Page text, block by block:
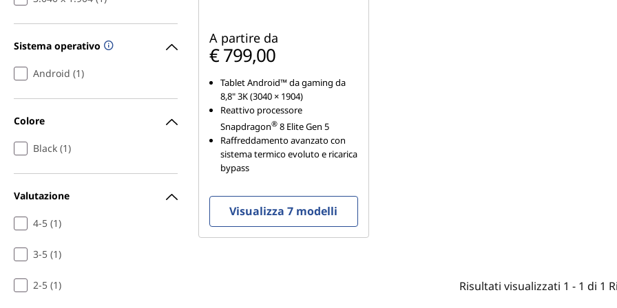
Sistema operativo
Android (1)
Colore
Black (1)
Valutazione
4-5 (1)
3-5 (1)
2-5 (1)
A partire da
€ 799,00
Tablet Android™ da gaming da
8,8" 3K (3040 × 1904)
Reattivo processore
Snapdragon® 8 Elite Gen 5
Raffreddamento avanzato con
sistema termico evoluto e ricarica
bypass
Visualizza 7 modelli
Risultati visualizzati 1 - 1 di 1